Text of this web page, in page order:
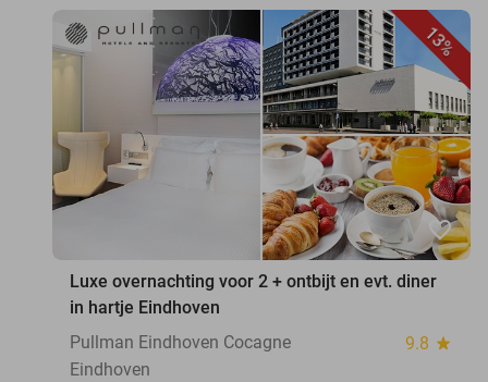
13%
favorite_border
Luxe overnachting voor 2 + ontbijt en evt. diner
in hartje Eindhoven
Pullman Eindhoven Cocagne
9.8 star
Eindhoven